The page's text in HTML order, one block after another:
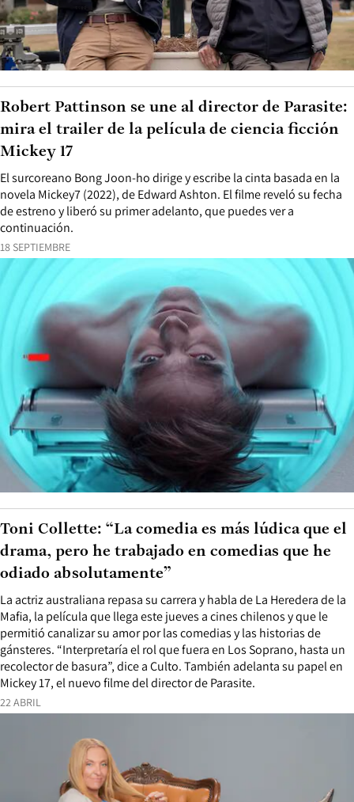
18 SEPTIEMBRE
El surcoreano Bong Joon-ho dirige y escribe la cinta basada en la
novela Mickey7 (2022), de Edward Ashton. El filme reveló su fecha
de estreno y liberó su primer adelanto, que puedes ver a
continuación.
Robert Pattinson se une al director de Parasite:
mira el trailer de la película de ciencia ficción
Mickey 17
22 ABRIL
La actriz australiana repasa su carrera y habla de La Heredera de la
Mafia, la película que llega este jueves a cines chilenos y que le
permitió canalizar su amor por las comedias y las historias de
gánsteres. “Interpretaría el rol que fuera en Los Soprano, hasta un
recolector de basura”, dice a Culto. También adelanta su papel en
Mickey 17, el nuevo filme del director de Parasite.
Toni Collette: “La comedia es más lúdica que el
drama, pero he trabajado en comedias que he
odiado absolutamente”